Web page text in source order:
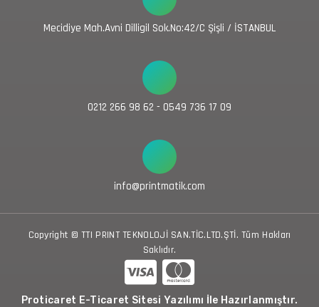
Mecidiye Mah.Avni Dilligil Sok.No:42/C Şişli / İSTANBUL
0212 266 98 62 - 0549 736 17 09
info@printmatik.com
Copyright © TTI PRINT TEKNOLOJİ SAN.TİC.LTD.ŞTİ. Tüm Hakları
Saklıdır.
Proticaret E-Ticaret Sitesi Yazılımı İle Hazırlanmıştır.